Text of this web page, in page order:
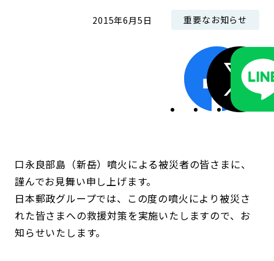
2015年6月5日 重要なお知らせ
口永良部島（新岳）噴火による被災者の皆さまに、
謹んでお見舞い申し上げます。
日本郵政グループでは、この度の噴火により被災さ
れた皆さまへの救援対策を実施いたしますので、お
知らせいたします。